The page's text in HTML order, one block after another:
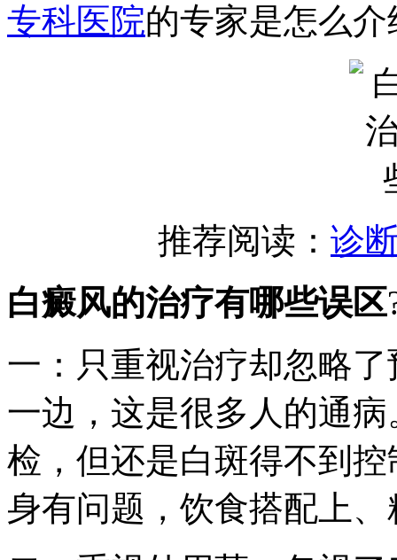
专科医院的专家是怎么
推荐阅读： 诊
白癜风的治疗有哪些误区
一：只重视治疗却忽略
一边，这是很多人的通
检，但还是白斑得不到
身有问题，饮食搭配上